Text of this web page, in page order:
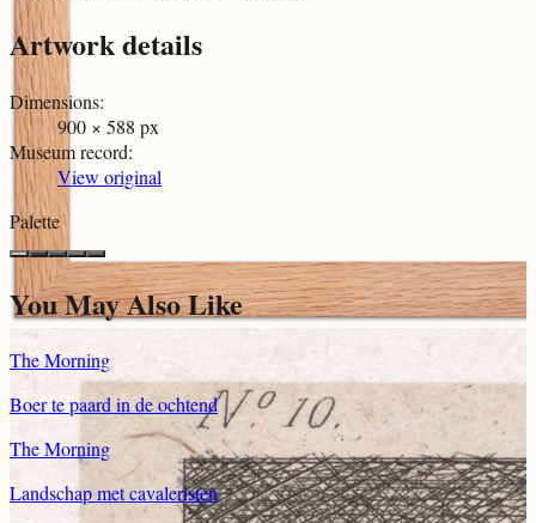
Artwork details
Dimensions:
900 × 588 px
Museum record:
View original
Palette
You May Also Like
The Morning
Boer te paard in de ochtend
The Morning
Landschap met cavaleristen